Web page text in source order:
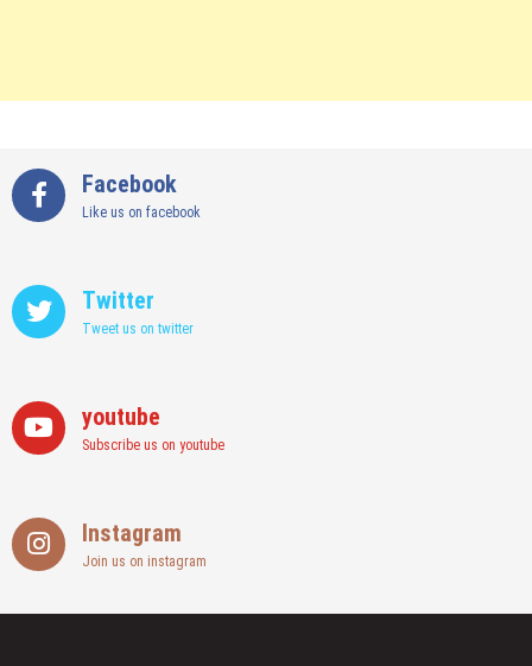
Facebook
Like us on facebook
Twitter
Tweet us on twitter
youtube
Subscribe us on youtube
Instagram
Join us on instagram